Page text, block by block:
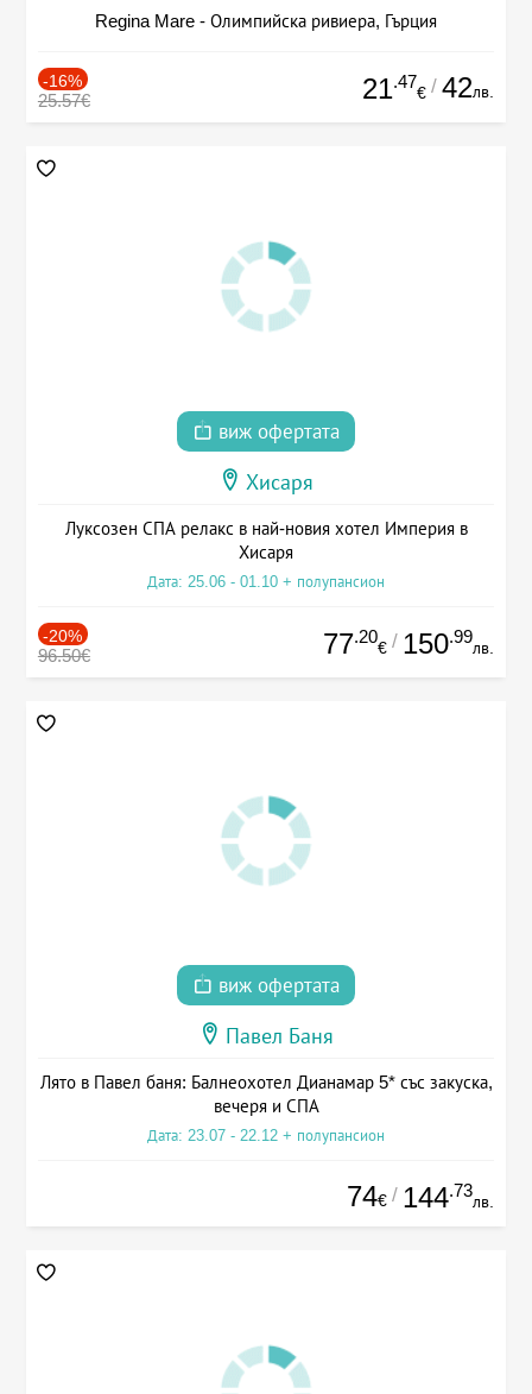
Regina Mare - Олимпийска ривиера, Гърция
-16%
25.57€ 21.47
€ / 42лв.
виж офертата
Хисаря
Луксозен СПА релакс в най-новия хотел Империя в
Хисаря
Дата: 25.06 - 01.10 + полупансион
-20%
96.50€ 77.20
€ / 150.99
лв.
виж офертата
Павел Баня
Лято в Павел баня: Балнеохотел Дианамар 5* със закуска,
вечеря и СПА
Дата: 23.07 - 22.12 + полупансион
74€ / 144.73
лв.